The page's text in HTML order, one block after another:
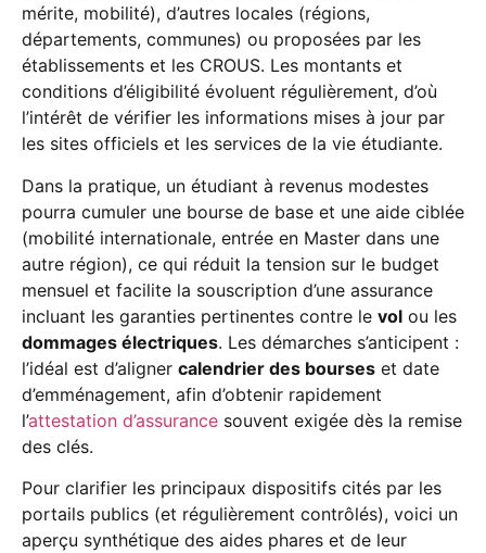
mérite, mobilité), d’autres locales (régions,
départements, communes) ou proposées par les
établissements et les CROUS. Les montants et
conditions d’éligibilité évoluent régulièrement, d’où
l’intérêt de vérifier les informations mises à jour par
les sites officiels et les services de la vie étudiante.
Dans la pratique, un étudiant à revenus modestes
pourra cumuler une bourse de base et une aide ciblée
(mobilité internationale, entrée en Master dans une
autre région), ce qui réduit la tension sur le budget
mensuel et facilite la souscription d’une assurance
incluant les garanties pertinentes contre le vol ou les
dommages électriques. Les démarches s’anticipent :
l’idéal est d’aligner calendrier des bourses et date
d’emménagement, afin d’obtenir rapidement
l’attestation d’assurance souvent exigée dès la remise
des clés.
Pour clarifier les principaux dispositifs cités par les
portails publics (et régulièrement contrôlés), voici un
aperçu synthétique des aides phares et de leur